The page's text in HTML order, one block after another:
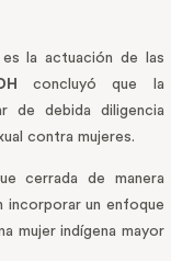
la actuación de las
concluyó que la
de debida diligencia
contra mujeres.
cerrada de manera
incorporar un enfoque
mujer indígena mayor